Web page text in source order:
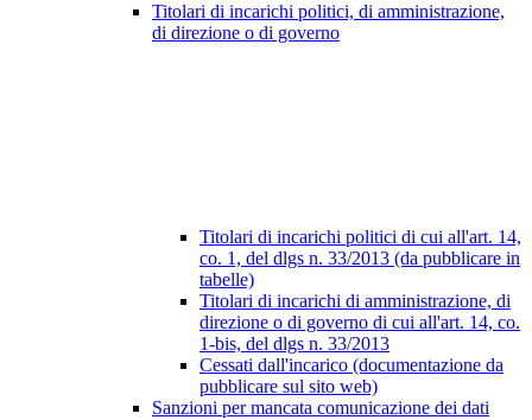
Titolari di incarichi politici, di amministrazione,
di direzione o di governo
Titolari di incarichi politici di cui all'art. 14,
co. 1, del dlgs n. 33/2013 (da pubblicare in
tabelle)
Titolari di incarichi di amministrazione, di
direzione o di governo di cui all'art. 14, co.
1-bis, del dlgs n. 33/2013
Cessati dall'incarico (documentazione da
pubblicare sul sito web)
Sanzioni per mancata comunicazione dei dati